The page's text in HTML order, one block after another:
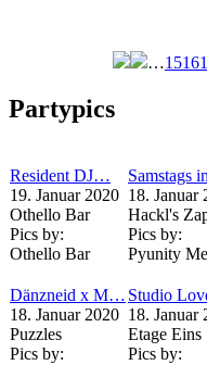
…1516
Partypics
Resident DJ…
19. Januar 2020
Othello Bar
Pics by:
Othello Bar
Samstags
18. Januar
Hackl's
Pics by:
Pyunity
Dänzneid x M…
18. Januar 2020
Puzzles
Pics by:
Studio
18. Januar
Etage Eins
Pics by: